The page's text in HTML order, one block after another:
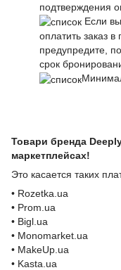
подтверждения
Если
оплатить заказ
предупредите,
срок
Товари бренда
маркетплейсах!
Это касается таких
• Rozetka.ua
• Prom.ua
• Bigl.ua
• Monomarket.ua
• MakeUp.ua
• Kasta.ua